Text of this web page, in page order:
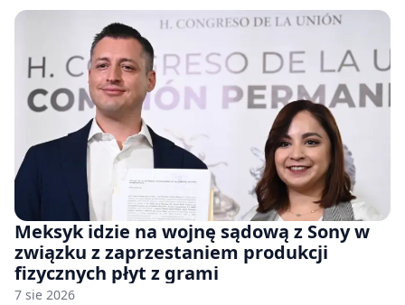
Meksyk idzie na wojnę sądową z Sony w
związku z zaprzestaniem produkcji
fizycznych płyt z grami
7 sie 2026